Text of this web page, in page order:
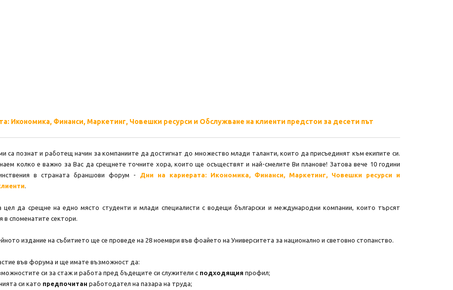
Икономика, Финанси, Маркетинг, Човешки ресурси и Обслужване на клиенти предстои за десети път
са познат и работещ начин за компаниите да достигнат до множество млади таланти, които да присъединят към екипите си.
колко е важно за Вас да срещнете точните хора, които ще осъществят и най-смелите Ви планове! Затова вече 10 години
в страната браншови форум -
Дни на кариерата: Икономика, Финанси, Маркетинг, Човешки ресурси и
цел да срещне на едно място студенти и млади специалисти с водещи български и международни компании, които търсят
в споменатите сектори.
издание на събитието ще се проведе на 28 ноември във фоайето на Университета за национално и световно стопанство.
във форума и ще имате възможност да:
си за стаж и работа пред бъдещите си служители с подходящия профил;
си като предпочитан работодател на пазара на труда;